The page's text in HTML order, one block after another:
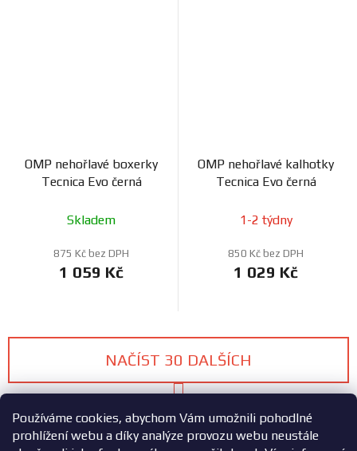
Používáme cookies, abychom Vám umožnili pohodlné
prohlížení webu a díky analýze provozu webu neustále
OMP nehořlavé boxerky
Tecnica Evo černá
Skladem
875 Kč bez DPH
1 059 Kč
OMP nehořlavé kalhotky
Tecnica Evo černá
1-2 týdny
850 Kč bez DPH
1 029 Kč
O
v
NAČÍST 30 DALŠÍCH
S
r
á
73 položek celkem